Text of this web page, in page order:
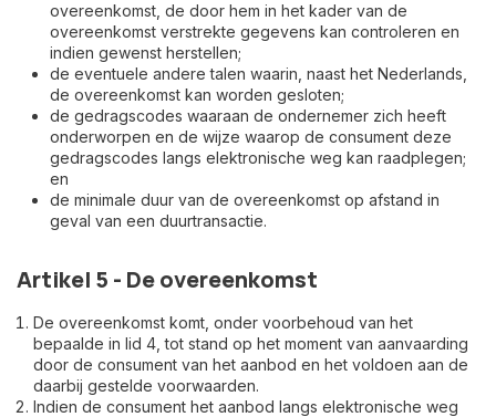
overeenkomst, de door hem in het kader van de
overeenkomst verstrekte gegevens kan controleren en
indien gewenst herstellen;
de eventuele andere talen waarin, naast het Nederlands,
de overeenkomst kan worden gesloten;
de gedragscodes waaraan de ondernemer zich heeft
onderworpen en de wijze waarop de consument deze
gedragscodes langs elektronische weg kan raadplegen;
en
de minimale duur van de overeenkomst op afstand in
geval van een duurtransactie.
Artikel 5 - De overeenkomst
De overeenkomst komt, onder voorbehoud van het
bepaalde in lid 4, tot stand op het moment van aanvaarding
door de consument van het aanbod en het voldoen aan de
daarbij gestelde voorwaarden.
Indien de consument het aanbod langs elektronische weg